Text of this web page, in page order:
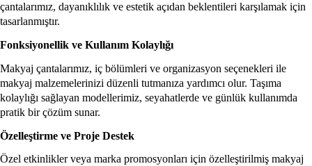
çantalarımız, dayanıklılık ve estetik açıdan beklentileri karşılamak için
tasarlanmıştır.
Fonksiyonellik ve Kullanım Kolaylığı
Makyaj çantalarımız, iç bölümleri ve organizasyon seçenekleri ile
makyaj malzemelerinizi düzenli tutmanıza yardımcı olur. Taşıma
kolaylığı sağlayan modellerimiz, seyahatlerde ve günlük kullanımda
pratik bir çözüm sunar.
Özelleştirme ve Proje Destek
Özel etkinlikler veya marka promosyonları için özelleştirilmiş makyaj